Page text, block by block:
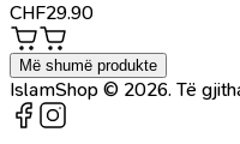
CHF29.90
Më shumë produkte
IslamShop © 2026. Të